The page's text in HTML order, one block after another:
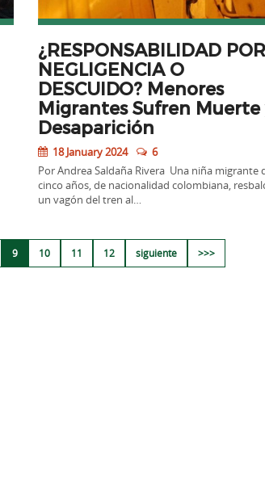
¿RESPONSABILIDAD POR
NEGLIGENCIA O
DESCUIDO? Menores
Migrantes Sufren Muerte
Desaparición
18 January 2024
6
Por Andrea Saldaña Rivera Una niña migrante
cinco años, de nacionalidad colombiana,
un vagón del tren al…
9 10 11 12 siguiente >>>